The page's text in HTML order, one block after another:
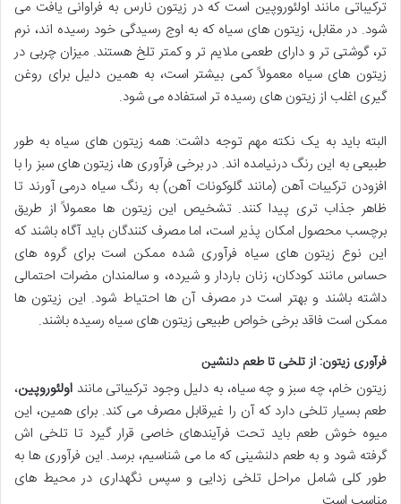
ترکیباتی مانند اولئوروپین است که در زیتون نارس به فراوانی یافت می
شود. در مقابل، زیتون های سیاه که به اوج رسیدگی خود رسیده اند، نرم
تر، گوشتی تر و دارای طعمی ملایم تر و کمتر تلخ هستند. میزان چربی در
زیتون های سیاه معمولاً کمی بیشتر است، به همین دلیل برای روغن
گیری اغلب از زیتون های رسیده تر استفاده می شود.
البته باید به یک نکته مهم توجه داشت: همه زیتون های سیاه به طور
طبیعی به این رنگ درنیامده اند. در برخی فرآوری ها، زیتون های سبز را با
افزودن ترکیبات آهن (مانند گلوکونات آهن) به رنگ سیاه درمی آورند تا
ظاهر جذاب تری پیدا کنند. تشخیص این زیتون ها معمولاً از طریق
برچسب محصول امکان پذیر است، اما مصرف کنندگان باید آگاه باشند که
این نوع زیتون های سیاه فرآوری شده ممکن است برای گروه های
حساس مانند کودکان، زنان باردار و شیرده، و سالمندان مضرات احتمالی
داشته باشند و بهتر است در مصرف آن ها احتیاط شود. این زیتون ها
ممکن است فاقد برخی خواص طبیعی زیتون های سیاه رسیده باشند.
فرآوری زیتون: از تلخی تا طعم دلنشین
زیتون خام، چه سبز و چه سیاه، به دلیل وجود ترکیباتی مانند اولئوروپین،
طعم بسیار تلخی دارد که آن را غیرقابل مصرف می کند. برای همین، این
میوه خوش طعم باید تحت فرآیندهای خاصی قرار گیرد تا تلخی اش
گرفته شود و به طعم دلنشینی که ما می شناسیم، برسد. این فرآوری ها به
طور کلی شامل مراحل تلخی زدایی و سپس نگهداری در محیط های